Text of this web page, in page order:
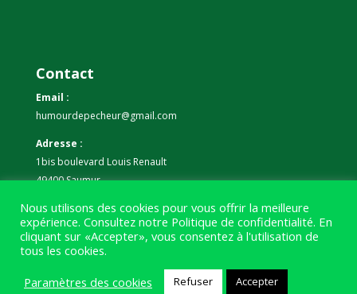
Contact
Email :
humourdepecheur@gmail.com
Adresse :
1bis boulevard Louis Renault
49400 Saumur
Téléphone :
07 59 61 06 63
Nous utilisons des cookies pour vous offrir la meilleure
expérience. Consultez notre Politique de confidentialité. En
cliquant sur «Accepter», vous consentez à l'utilisation de
tous les cookies.
Paramètres des cookies
Refuser Accepter